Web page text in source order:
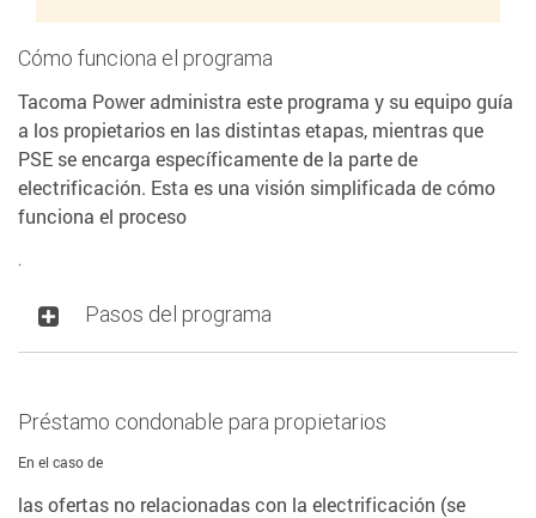
Cómo funciona el programa
Tacoma Power administra este programa y su equipo guía
a los propietarios en las distintas etapas, mientras que
PSE se encarga específicamente de la parte de
electrificación. Esta es una visión simplificada de cómo
funciona el proceso
.
Pasos del programa
Préstamo condonable para propietarios
En el caso de
las ofertas no relacionadas con la electrificación (se